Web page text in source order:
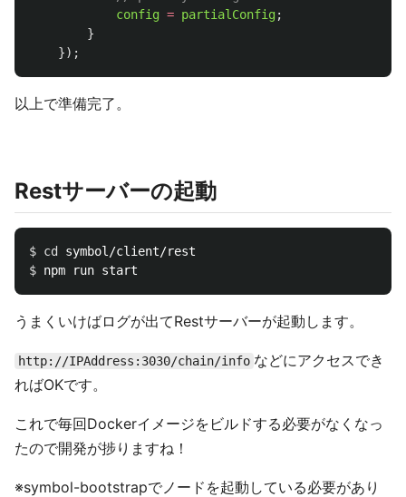
config = partialConfig;
}
});
以上で準備完了。
Restサーバーの起動
$ cd
$
うまくいけばログが出てRestサーバーが起動します。
http://IPAddress:3030/chain/info などにアクセスでき
ればOKです。
これで毎回Dockerイメージをビルドする必要がなくなっ
たので開発が捗りますね！
※symbol-bootstrapでノードを起動している必要があり